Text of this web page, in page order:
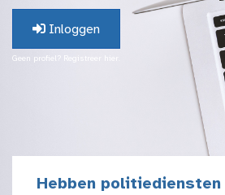
Inloggen
Geen profiel? Registreer hier.
Hebben